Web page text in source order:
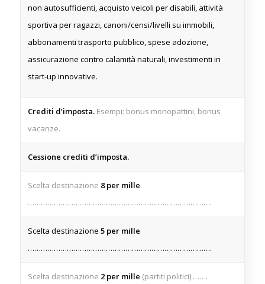
non autosufficienti, acquisto veicoli per disabili, attività
sportiva per ragazzi, canoni/censi/livelli su immobili,
abbonamenti trasporto pubblico, spese adozione,
assicurazione contro calamità naturali, investimenti in
start-up innovative.
Crediti d’imposta. Esempi: bonus monopattini, bonus
vacanze.
Cessione crediti d’imposta.
Scelta destinazione 8 per mille
………………………………………………………………………….
Scelta destinazione 5 per mille
………………………………………………………………………….
Scelta destinazione 2 per mille (partiti politici) …….